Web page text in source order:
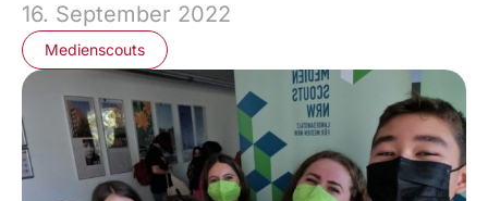
16. September 2022
Medienscouts